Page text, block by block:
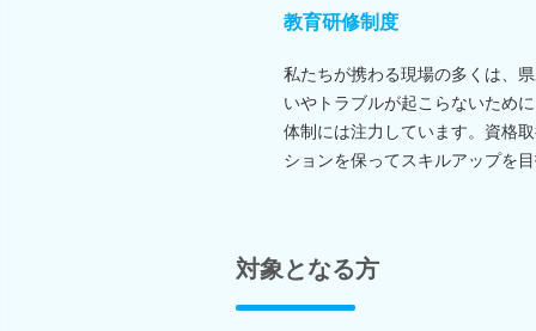
教育研修制度
私たちが携わる現場の多くは、
いやトラブルが起こらないため
体制には注力しています。資格
ションを保ってスキルアップを
対象となる方